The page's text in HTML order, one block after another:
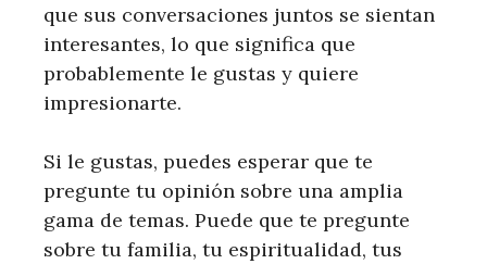
que sus conversaciones juntos se sientan
interesantes, lo que significa que
probablemente le gustas y quiere
impresionarte.
Si le gustas, puedes esperar que te
pregunte tu opinión sobre una amplia
gama de temas. Puede que te pregunte
sobre tu familia, tu espiritualidad, tus